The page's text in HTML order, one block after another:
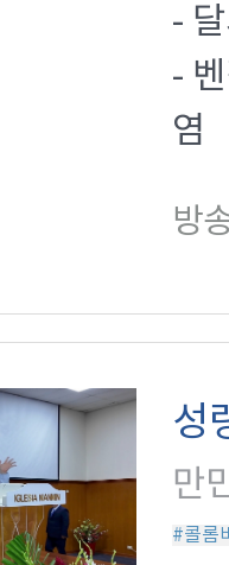
-
-
염
방
성
만
#콜롬